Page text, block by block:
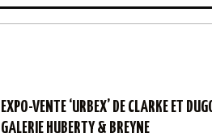
EXPO-VENTE ‘URBEX’ DE CLARKE ET
GALERIE HUBERTY & BREYNE